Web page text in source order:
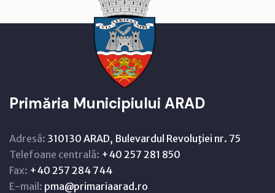
Primăria Municipiului ARAD
Adresă: 310130 ARAD, Bulevardul Revoluţiei nr. 75
Telefoane centrală: +40 257 281 850
Fax: +40 257 284 744
E-mail: pma@primariaarad.ro